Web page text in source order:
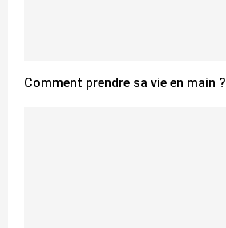
Comment prendre sa vie en main ?